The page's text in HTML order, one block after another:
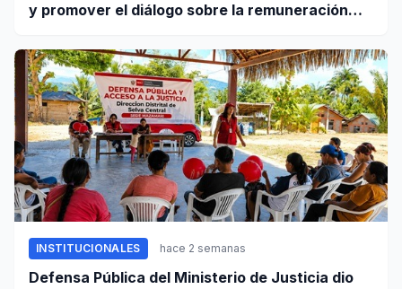
y promover el diálogo sobre la remuneración
INSTITUCIONALES hace 2 semanas
Defensa Pública del Ministerio de Justicia dio